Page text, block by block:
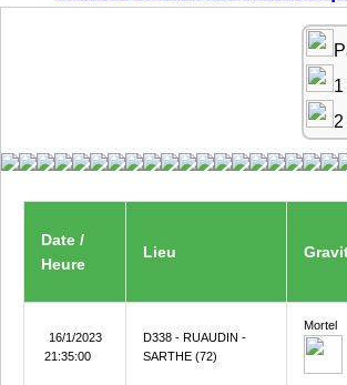
Date /
Heure
Lieu
16/1/2023
21:35:00
D338 - RUAUDIN -
SARTHE (72)
Mortel